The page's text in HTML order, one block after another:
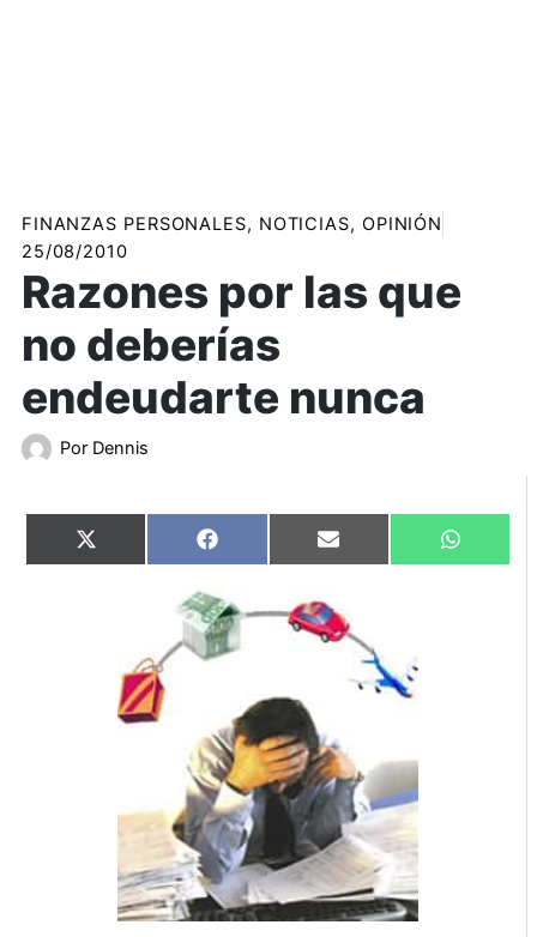
FINANZAS PERSONALES, NOTICIAS, OPINIÓN
25/08/2010
Razones por las que
no deberías
endeudarte nunca
Por Dennis
Compartir
en
X
(Twitter)
Compartir
en
Facebook Compartir
en
Email
en